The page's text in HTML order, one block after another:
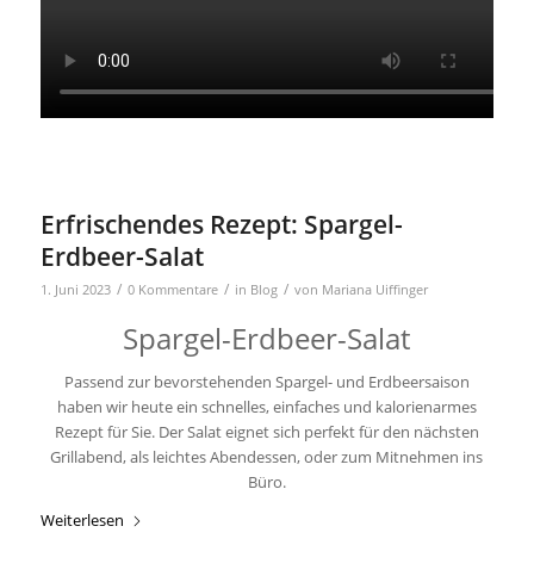
Erfrischendes Rezept: Spargel-
Erdbeer-Salat
1. Juni 2023 / 0 Kommentare / in Blog / von Mariana Uiffinger
Spargel-Erdbeer-Salat
Passend zur bevorstehenden Spargel- und Erdbeersaison
haben wir heute ein schnelles, einfaches und kalorienarmes
Rezept für Sie. Der Salat eignet sich perfekt für den nächsten
Grillabend, als leichtes Abendessen, oder zum Mitnehmen ins
Büro.
Weiterlesen